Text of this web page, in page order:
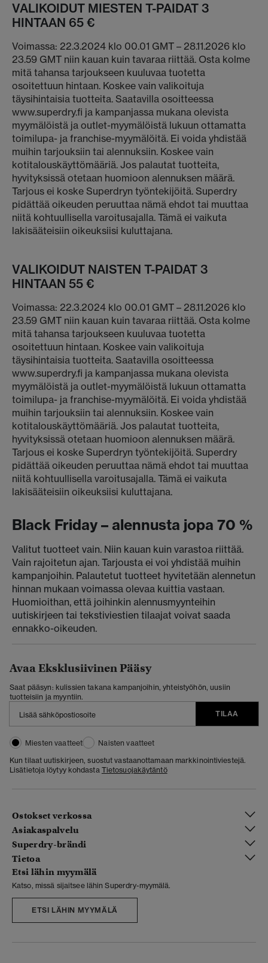
VALIKOIDUT MIESTEN T-PAIDAT 3
HINTAAN 65 €
Voimassa: 22.3.2024 klo 00.01 GMT – 28.11.2026 klo
23.59 GMT niin kauan kuin tavaraa riittää. Osta kolme
mitä tahansa tarjoukseen kuuluvaa tuotetta
osoitettuun hintaan. Koskee vain valikoituja
täysihintaisia tuotteita. Saatavilla osoitteessa
www.superdry.fi ja kampanjassa mukana olevista
myymälöistä ja outlet-myymälöistä lukuun ottamatta
toimilupa- ja franchise-myymälöitä. Ei voida yhdistää
muihin tarjouksiin tai alennuksiin. Koskee vain
kotitalouskäyttömääriä. Jos palautat tuotteita,
hyvityksissä otetaan huomioon alennuksen määrä.
Tarjous ei koske Superdryn työntekijöitä. Superdry
pidättää oikeuden peruuttaa nämä ehdot tai muuttaa
niitä kohtuullisella varoitusajalla. Tämä ei vaikuta
lakisääteisiin oikeuksiisi kuluttajana.
VALIKOIDUT NAISTEN T-PAIDAT 3
HINTAAN 55 €
Voimassa: 22.3.2024 klo 00.01 GMT – 28.11.2026 klo
23.59 GMT niin kauan kuin tavaraa riittää. Osta kolme
mitä tahansa tarjoukseen kuuluvaa tuotetta
osoitettuun hintaan. Koskee vain valikoituja
täysihintaisia tuotteita. Saatavilla osoitteessa
www.superdry.fi ja kampanjassa mukana olevista
myymälöistä ja outlet-myymälöistä lukuun ottamatta
toimilupa- ja franchise-myymälöitä. Ei voida yhdistää
muihin tarjouksiin tai alennuksiin. Koskee vain
kotitalouskäyttömääriä. Jos palautat tuotteita,
hyvityksissä otetaan huomioon alennuksen määrä.
Tarjous ei koske Superdryn työntekijöitä. Superdry
pidättää oikeuden peruuttaa nämä ehdot tai muuttaa
niitä kohtuullisella varoitusajalla. Tämä ei vaikuta
lakisääteisiin oikeuksiisi kuluttajana.
Black Friday – alennusta jopa 70 %
Valitut tuotteet vain. Niin kauan kuin varastoa riittää.
Vain rajoitetun ajan. Tarjousta ei voi yhdistää muihin
kampanjoihin. Palautetut tuotteet hyvitetään alennetun
hinnan mukaan voimassa olevaa kuittia vastaan.
Huomioithan, että joihinkin alennusmyynteihin
uutiskirjeen tai tekstiviestien tilaajat voivat saada
ennakko-oikeuden.
Avaa Eksklusiivinen Pääsy
Saat pääsyn: kulissien takana kampanjoihin, yhteistyöhön, uusiin
tuotteisiin ja myyntiin.
TILAA
Miesten vaatteet
Naisten vaatteet
Kun tilaat uutiskirjeen, suostut vastaanottamaan markkinointiviestejä.
Lisätietoja löytyy kohdasta Tietosuojakäytäntö
Ostokset verkossa
Asiakaspalvelu
Superdry-brändi
Tietoa
Etsi lähin myymälä
Katso, missä sijaitsee lähin Superdry-myymälä.
ETSI LÄHIN MYYMÄLÄ